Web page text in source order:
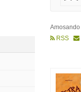
Amosando
RSS